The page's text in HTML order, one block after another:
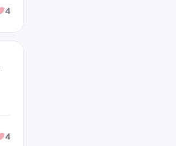
4
4